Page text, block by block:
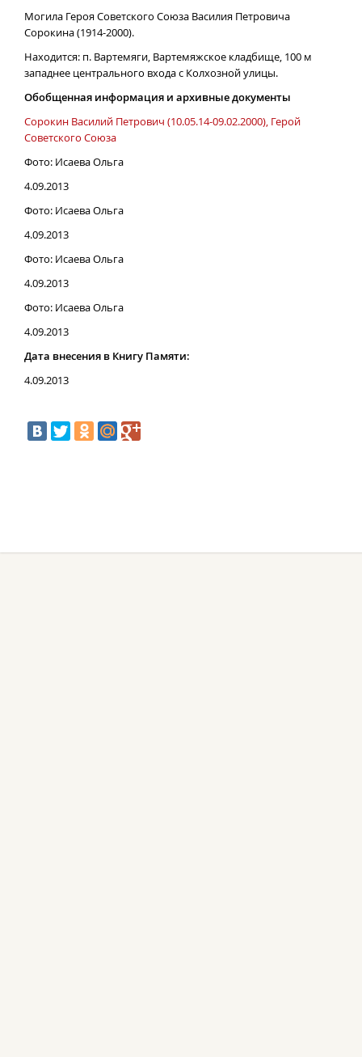
Могила Героя Советского Союза Василия Петровича
Сорокина (1914-2000).
Находится: п. Вартемяги, Вартемяжское кладбище, 100 м
западнее центрального входа с Колхозной улицы.
Обобщенная информация и архивные документы
Сорокин Василий Петрович (10.05.14-09.02.2000), Герой
Советского Союза
Фото: Исаева Ольга
4.09.2013
Фото: Исаева Ольга
4.09.2013
Фото: Исаева Ольга
4.09.2013
Фото: Исаева Ольга
4.09.2013
Дата внесения в Книгу Памяти:
4.09.2013